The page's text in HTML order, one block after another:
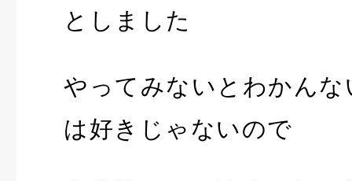
としました
やってみないとわかん
は好きじゃないので